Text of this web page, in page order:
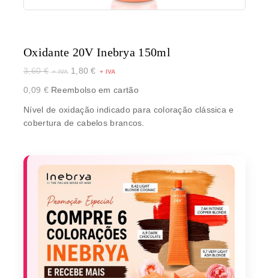
Oxidante 20V Inebrya 150ml
3,60€ 1,80€
0,09 €Reembolso em cartão
Nível de oxidação indicado para coloração clássica e
cobertura de cabelos brancos.